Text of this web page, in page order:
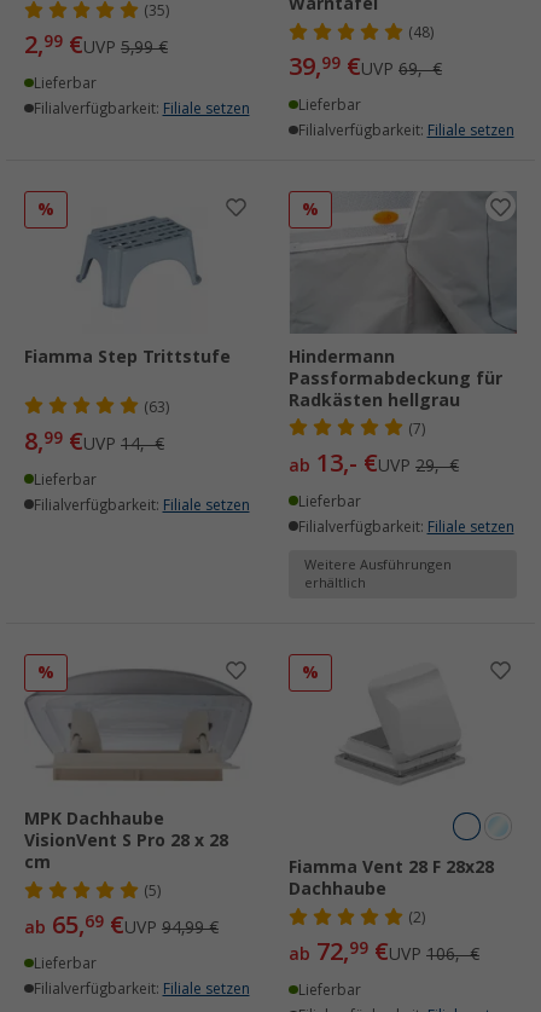
(35)
2,99 €UVP 5,99 €
Lieferbar
Filialverfügbarkeit: Filiale setzen
(48)
39,99 €UVP 69,- €
Lieferbar
Filialverfügbarkeit: Filiale setzen
%
Fiamma Step Trittstufe
(63)
8,99 €UVP 14,- €
Lieferbar
Filialverfügbarkeit: Filiale setzen
%
Hindermann
Passformabdeckung für
Radkästen hellgrau
(7)
ab 13,- €UVP 29,- €
Lieferbar
Filialverfügbarkeit: Filiale setzen
Weitere Ausführungen
erhältlich
%
MPK Dachhaube
VisionVent S Pro 28 x 28
cm
(5)
ab 65,69 €UVP 94,99 €
Lieferbar
Filialverfügbarkeit: Filiale setzen
%
Fiamma Vent 28 F 28x28
Dachhaube
(2)
ab 72,99 €UVP 106,- €
Lieferbar